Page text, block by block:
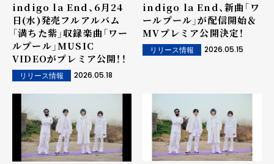
indigo la End、6月24
日(水)発売フルアルバム
「満ちた紫」収録楽曲「ワー
ルプール」MUSIC
VIDEOがプレミア公開！！
リリース情報 2026.05.18
indigo la End、新曲「ワ
ールプール」が配信開始＆
MVプレミア公開決定！
リリース情報 2026.05.15